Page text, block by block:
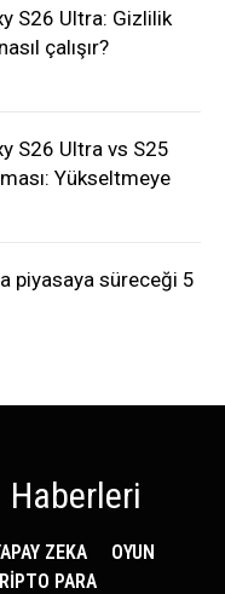
S26 Ultra: Gizlilik
çalışır?
S26 Ultra vs S25
Yükseltmeye
piyasaya süreceği 5
Haberleri
ZEKA
OYUN
PARA